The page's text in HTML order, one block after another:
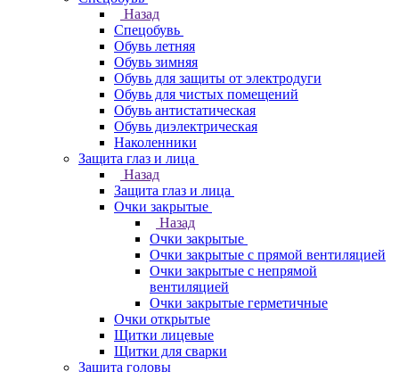
Назад
Спецобувь
Обувь летняя
Обувь зимняя
Обувь для защиты от электродуги
Обувь для чистых помещений
Обувь антистатическая
Обувь диэлектрическая
Наколенники
Защита глаз и лица
Назад
Защита глаз и лица
Очки закрытые
Назад
Очки закрытые
Очки закрытые с прямой вентиляцией
Очки закрытые с непрямой
вентиляцией
Очки закрытые герметичные
Очки открытые
Щитки лицевые
Щитки для сварки
Защита головы